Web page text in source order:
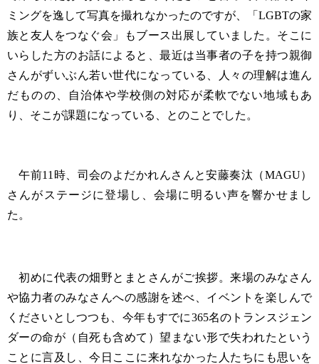
ミングを逸して写真を撮れなかったのですが、「LGBTの家
族と友人をつなぐ会」もブース出展していました。そこに
いらした方のお話によると、最近は当事者の子を持つ親御
さんがずいぶん若い世代になっている、人々の理解は進ん
だものの、自治体や学校側の対応が柔軟でない地域もあ
り、そこが課題になっている、とのことでした。
午前11時、司会のよだかれんさんと安藤奏汰（MAGU）
さんがステージに登場し、会場に明るい声を響かせまし
た。
初めに代表の畑野とまとさんがご挨拶。来場のみなさん
や協力者のみなさんへの感謝を述べ、イベントを楽しんで
くださいとしつつも、今年もすでに365名のトランスジェン
ダーの命が（自死も含めて）望まない形で失われたという
ことに言及し、今日ここに来れなかった人たちにも思いを